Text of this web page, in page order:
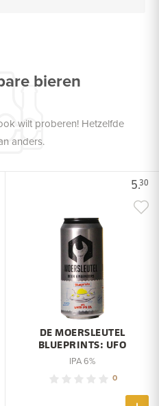
bieren
wilt proberen! Hetzelfde
anders.
5.30
DE MOERSLEUTEL
BLUEPRINTS: UFO
IPA 6%
0